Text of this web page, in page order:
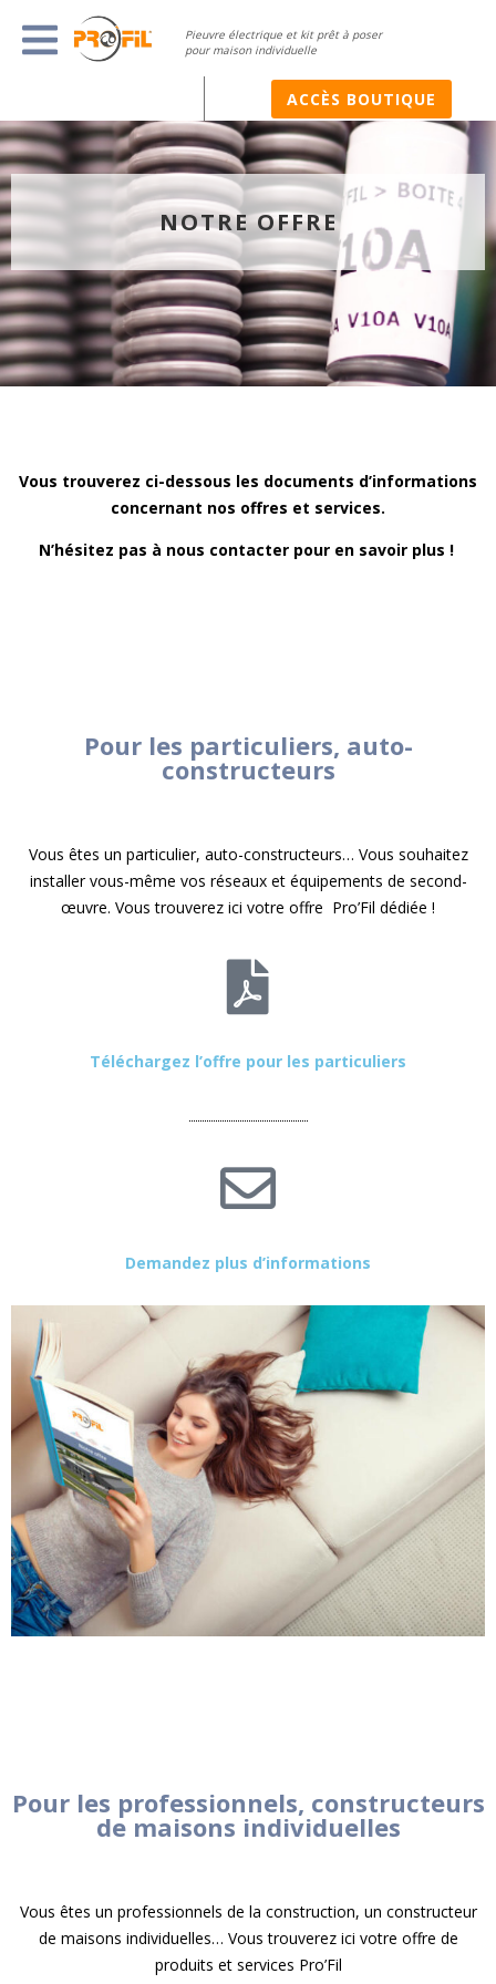
Pieuvre électrique et kit prêt à poser
pour maison individuelle
ACCÈS BOUTIQUE
NOTRE OFFRE
Vous trouverez ci-dessous les documents d’informations
concernant nos offres et services.
N’hésitez pas à nous contacter pour en savoir plus !
Pour les particuliers, auto-
constructeurs
Vous êtes un particulier, auto-constructeurs… Vous souhaitez
installer vous-même vos réseaux et équipements de second-
œuvre. Vous trouverez ici votre offre Pro’Fil dédiée !
Téléchargez l’offre pour les particuliers
Demandez plus d’informations
Pour les professionnels, constructeurs
de maisons individuelles
Vous êtes un professionnels de la construction, un constructeur
de maisons individuelles… Vous trouverez ici votre offre de
produits et services Pro’Fil